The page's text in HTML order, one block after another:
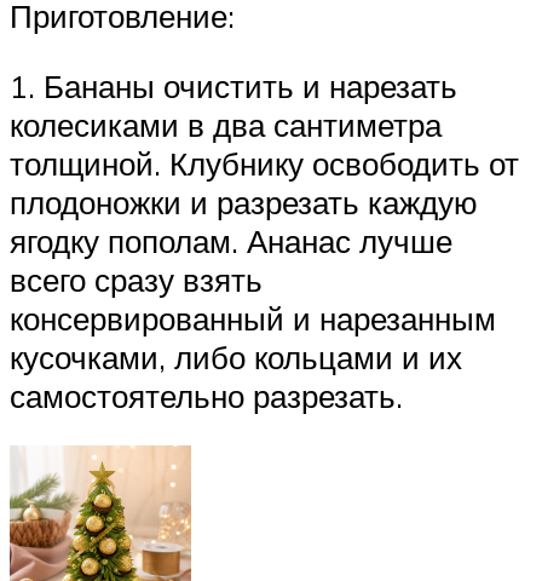
Приготовление:
1. Бананы очистить и нарезать
колесиками в два сантиметра
толщиной. Клубнику освободить от
плодоножки и разрезать каждую
ягодку пополам. Ананас лучше
всего сразу взять
консервированный и нарезанным
кусочками, либо кольцами и их
самостоятельно разрезать.